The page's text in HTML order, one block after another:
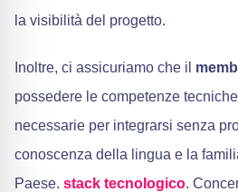
la visibilità del progetto.
Inoltre, ci assicuriamo che il
possedere le competenze
necessarie per integrarsi senza
conoscenza della lingua e la
Paese. stack tecnologico.